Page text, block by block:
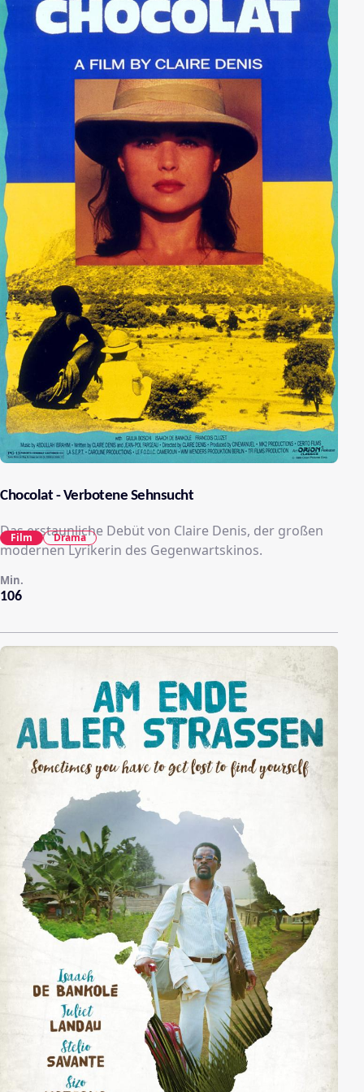
Chocolat - Verbotene Sehnsucht
Das erstaunliche Debüt von Claire Denis, der großen
modernen Lyrikerin des Gegenwartskinos.
106
Min.
Film Drama